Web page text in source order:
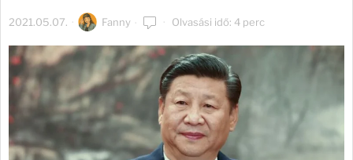
2021.05.07. Fanny Olvasási idő: 4 perc